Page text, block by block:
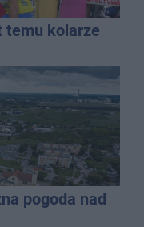
temu kolarze
pogoda nad